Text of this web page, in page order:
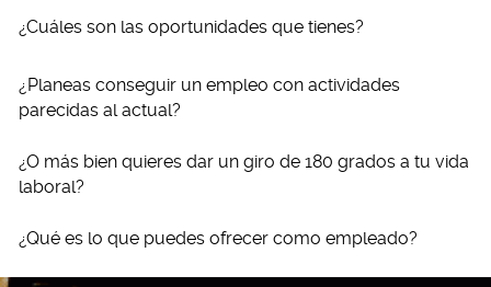
¿Cuáles son las oportunidades que tienes?
¿Planeas conseguir un empleo con actividades
parecidas al actual?
¿O más bien quieres dar un giro de 180 grados a tu vida
laboral?
¿Qué es lo que puedes ofrecer como empleado?